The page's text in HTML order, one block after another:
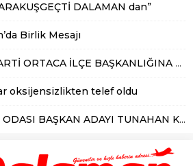
DALAMAN dan”
Birlik Mesajı
ORTACA İLÇE BAŞKANLIĞINA ADAY
oksijensizlikten telef oldu
KÜÇÜK’TEN DALAMAN ESNAFLARININ FAYDALANABİLECEĞİ EĞİTİM ANLAŞMASI